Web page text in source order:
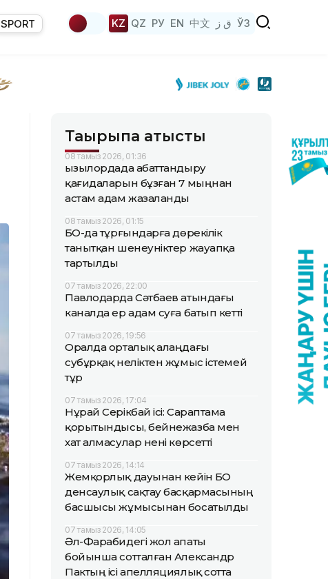
SPORT KZ QZ РУ EN 中文 ق ز ЎЗ
Тақырыпқа қатысты
08 тамыз 2026, 01:36
Қызылордада абаттандыру
қағидаларын бұзған 7 мыңнан
астам адам жазаланды
08 тамыз 2026, 01:15
БҚО-да тұрғындарға дөрекілік
танытқан шенеуніктер жауапқа
тартылды
07 тамыз 2026, 22:00
Павлодарда Сәтбаев атындағы
каналда ер адам суға батып кетті
07 тамыз 2026, 19:56
Оралда орталық алаңдағы
субұрқақ неліктен жұмыс істемей
тұр
07 тамыз 2026, 17:04
Нұрай Серікбай ісі: Сараптама
қорытындысы, бейнежазба мен
хат алмасулар нені көрсетті
07 тамыз 2026, 14:14
Жемқорлық дауынан кейін БҚО
денсаулық сақтау басқармасының
басшысы жұмысынан босатылды
07 тамыз 2026, 14:05
Әл-Фарабидегі жол апаты
бойынша сотталған Александр
Пактың ісі апелляциялық сотта